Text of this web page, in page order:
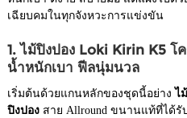
เฉียบคมในทุกจังหวะการแข่งขัน
1. ไม้ปิงปอง Loki Kirin K5 โ
น้ำหนักเบา ฟีลนุ่มนวล
เริ่มต้นด้วยแกนหลักของชุดนี้อย่างไ
ปิงปอง สาย Allround ขนานแท้ที่ได้รั